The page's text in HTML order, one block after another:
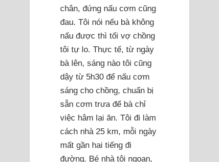
chân, đứng nấu cơm cũng
đau. Tôi nói nếu bà không
nấu được thì tối vợ chồng
tôi tự lo. Thực tế, từ ngày
bà lên, sáng nào tôi cũng
dậy từ 5h30 để nấu cơm
sáng cho chồng, chuẩn bị
sẵn cơm trưa để bà chỉ
việc hâm lại ăn. Tôi đi làm
cách nhà 25 km, mỗi ngày
mất gần hai tiếng đi
đường. Bé nhà tôi ngoan,